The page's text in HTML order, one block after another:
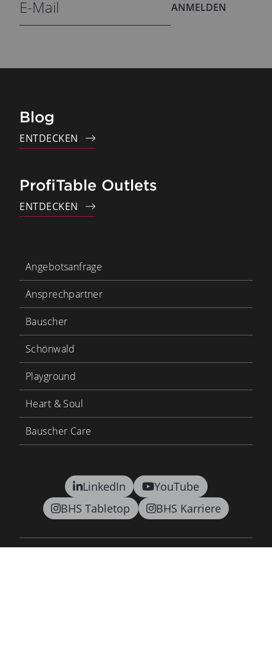
ANMELDEN
Blog
ENTDECKEN
ProfiTable Outlets
ENTDECKEN
LinkedIn
YouTube
BHS Tabletop
BHS Karriere
Angebotsanfrage
Ansprechpartner
Bauscher
Schönwald
Playground
Heart & Soul
Bauscher Care